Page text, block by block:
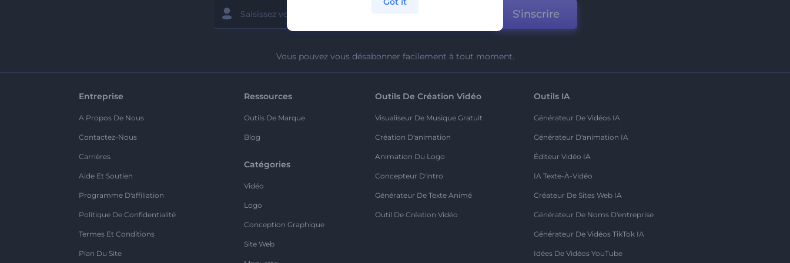
S'inscrire
Vous pouvez vous désabonner facilement à tout moment.
Entreprise
A Propos De Nous
Contactez-Nous
Carrières
Aide Et Soutien
Programme D'affiliation
Politique De Confidentialité
Termes Et Conditions
Plan Du Site
Ressources
Outils De Marque
Blog
Catégories
Vidéo
Logo
Conception Graphique
Site Web
Outils De Création Vidéo
Visualiseur De Musique Gratuit
Création D'animation
Animation Du Logo
Concepteur D'intro
Générateur De Texte Animé
Outil De Création Vidéo
Outils IA
Générateur De Vidéos IA
Générateur D'animation IA
Éditeur Vidéo IA
IA Texte-À-Vidéo
Créateur De Sites Web IA
Générateur De Noms D'entreprise
Générateur De Vidéos TikTok IA
Idées De Vidéos YouTube